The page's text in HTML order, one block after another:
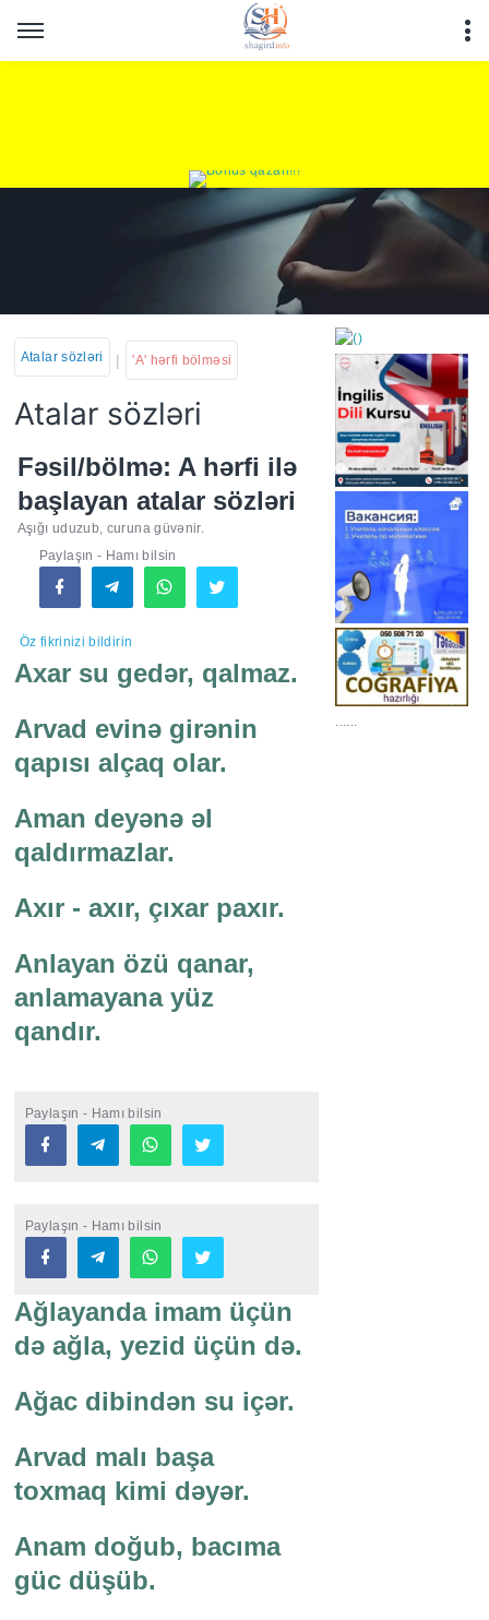
Atalar sözləri | 'A' hərfi bölməsi
Atalar sözləri
Fəsil/bölmə: A hərfi ilə
başlayan atalar sözləri
Aşığı uduzub, curuna güvənir.
Paylaşın - Hamı bilsin
Öz fikrinizi bildirin
Axar su gedər, qalmaz.
Arvad evinə girənin
qapısı alçaq olar.
Aman deyənə əl
qaldırmazlar.
Axır - axır, çıxar paxır.
Anlayan özü qanar,
anlamayana yüz
qandır.
Paylaşın - Hamı bilsin
Paylaşın - Hamı bilsin
Ağlayanda imam üçün
də ağla, yezid üçün də.
Ağac dibindən su içər.
Arvad malı başa
toxmaq kimi dəyər.
Anam doğub, bacıma
güc düşüb.
https://wa.me/
......